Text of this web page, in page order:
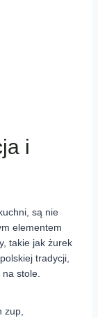
i
są nie
elementem
takie jak żurek
tradycji,
na stole.
zup,